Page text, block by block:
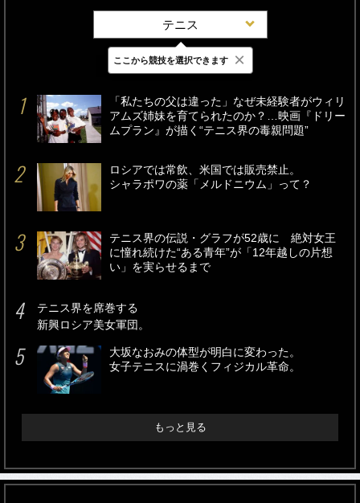
テニス
最新 24時間 週間
「私たちの父は違った」なぜ未経験者がウィリ
アムズ姉妹を育てられたのか？…映画『ドリー
ムプラン』が描く“テニス界の毒親問題”
ロシアでは常飲、米国では販売禁止。
シャラポワの薬「メルドニウム」って？
テニス界の伝説・グラフが52歳に 絶対女王
に憧れ続けた“ある青年”が「12年越しの片想
い」を実らせるまで
テニス界を席巻する
新興ロシア美女軍団。
大坂なおみの体型が明白に変わった。
女子テニスに渦巻くフィジカル革命。
もっと見る
ここから競技を選択できます ×